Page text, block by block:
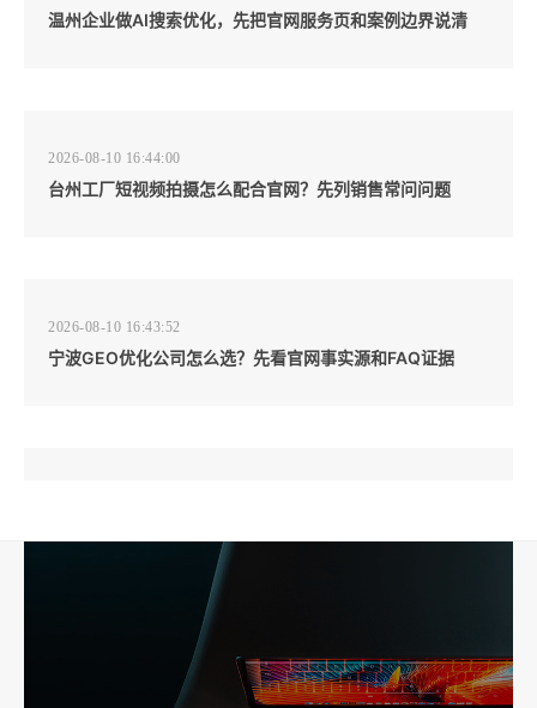
温州企业做AI搜索优化，先把官网服务页和案例边界说清
2026-08-10 16:44:00
台州工厂短视频拍摄怎么配合官网？先列销售常问问题
2026-08-10 16:43:52
宁波GEO优化公司怎么选？先看官网事实源和FAQ证据
宁波外贸网站建设怎么做？产品目录和询盘字段先定